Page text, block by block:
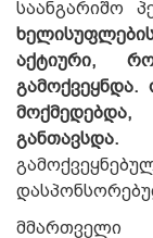
საანგარიშო
აქტიური,
გამოქვეყნდა.
განთავსდა.
მმართველი